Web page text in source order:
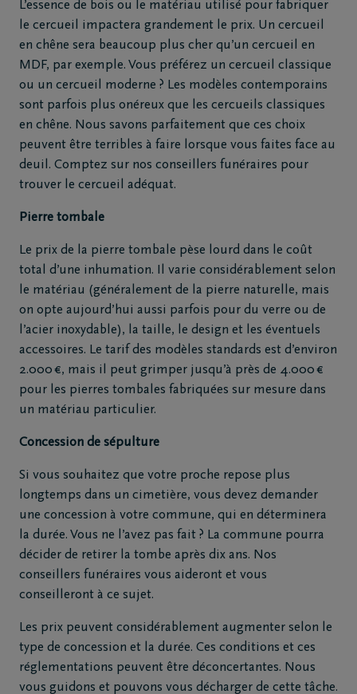
L’essence de bois ou le matériau utilisé pour fabriquer
le cercueil impactera grandement le prix. Un cercueil
en chêne sera beaucoup plus cher qu’un cercueil en
MDF, par exemple. Vous préférez un cercueil classique
ou un cercueil moderne ? Les modèles contemporains
sont parfois plus onéreux que les cercueils classiques
en chêne. Nous savons parfaitement que ces choix
peuvent être terribles à faire lorsque vous faites face au
deuil. Comptez sur nos conseillers funéraires pour
trouver le cercueil adéquat.
Pierre tombale
Le prix de la pierre tombale pèse lourd dans le coût
total d’une inhumation. Il varie considérablement selon
le matériau (généralement de la pierre naturelle, mais
on opte aujourd’hui aussi parfois pour du verre ou de
l’acier inoxydable), la taille, le design et les éventuels
accessoires. Le tarif des modèles standards est d’environ
2.000 €, mais il peut grimper jusqu’à près de 4.000 €
pour les pierres tombales fabriquées sur mesure dans
un matériau particulier.
Concession de sépulture
Si vous souhaitez que votre proche repose plus
longtemps dans un cimetière, vous devez demander
une concession à votre commune, qui en déterminera
la durée. Vous ne l’avez pas fait ? La commune pourra
décider de retirer la tombe après dix ans. Nos
conseillers funéraires vous aideront et vous
conseilleront à ce sujet.
Les prix peuvent considérablement augmenter selon le
type de concession et la durée. Ces conditions et ces
réglementations peuvent être déconcertantes. Nous
vous guidons et pouvons vous décharger de cette tâche.